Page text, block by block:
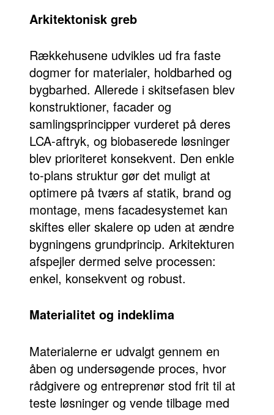
Arkitektonisk greb
Rækkehusene udvikles ud fra faste
dogmer for materialer, holdbarhed og
bygbarhed. Allerede i skitsefasen blev
konstruktioner, facader og
samlingsprincipper vurderet på deres
LCA-aftryk, og biobaserede løsninger
blev prioriteret konsekvent. Den enkle
to-plans struktur gør det muligt at
optimere på tværs af statik, brand og
montage, mens facadesystemet kan
skiftes eller skalere op uden at ændre
bygningens grundprincip. Arkitekturen
afspejler dermed selve processen:
enkel, konsekvent og robust.
Materialitet og indeklima
Materialerne er udvalgt gennem en
åben og undersøgende proces, hvor
rådgivere og entreprenør stod frit til at
teste løsninger og vende tilbage med
Bæredygtighed